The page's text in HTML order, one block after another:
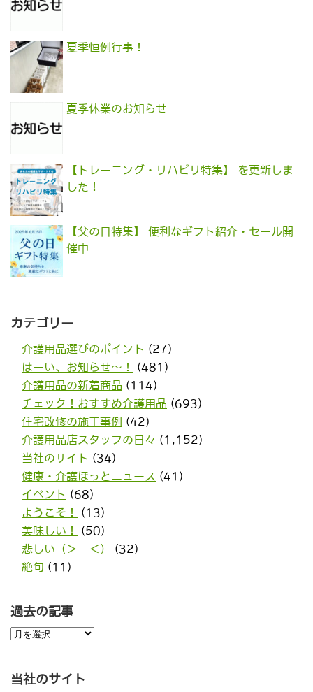
夏季恒例行事！
夏季休業のお知らせ
【トレーニング・リハビリ特集】 を更新しま
した！
【父の日特集】 便利なギフト紹介・セール開
催中
カテゴリー
介護用品選びのポイント (27)
はーい、お知らせ〜！
(481)
介護用品の新着商品 (114)
チェック！おすすめ介護用品 (693)
住宅改修の施工事例 (42)
介護用品店スタッフの日々 (1,152)
当社のサイト (34)
健康・介護ほっとニュース (41)
イベント (68)
ようこそ！
(13)
美味しい！
(50)
悲しい（＞＿＜）
(32)
絶句 (11)
過去の記事
過
去
事
当社のサイト